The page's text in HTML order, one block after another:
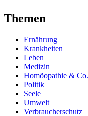
Themen
Ernährung
Krankheiten
Leben
Medizin
Homöopathie & Co.
Politik
Seele
Umwelt
Verbraucherschutz